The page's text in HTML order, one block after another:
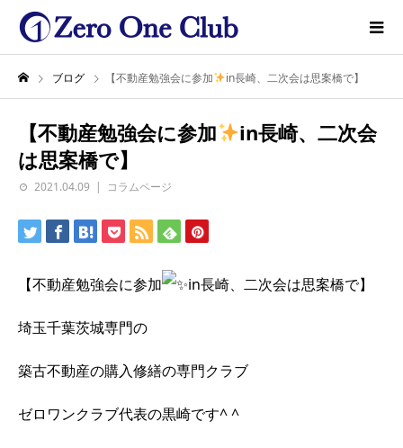
ブログ 【不動産勉強会に参加 in長崎、二次会は思案橋で】
【不動産勉強会に参加
in長崎、二次会
は思案橋で】
2021.04.09 コラムページ
【不動産勉強会に参加 in長崎、二次会は思案橋で】
埼玉千葉茨城専門の
築古不動産の購入修繕の専門クラブ
ゼロワンクラブ代表の黒崎です^ ^